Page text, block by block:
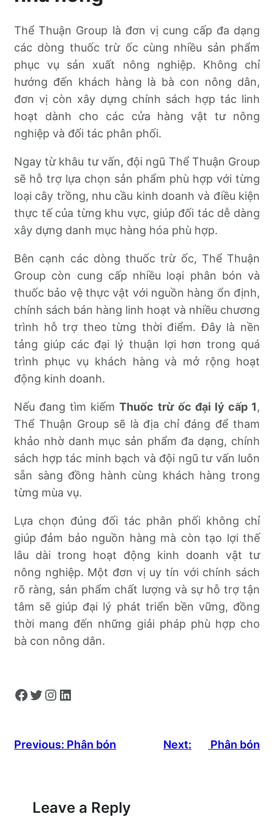
Thể Thuận Group là đơn vị cung cấp đa dạng
các dòng thuốc trừ ốc cùng nhiều sản phẩm
phục vụ sản xuất nông nghiệp. Không chỉ
hướng đến khách hàng là bà con nông dân,
đơn vị còn xây dựng chính sách hợp tác linh
hoạt dành cho các cửa hàng vật tư nông
nghiệp và đối tác phân phối.
Ngay từ khâu tư vấn, đội ngũ Thể Thuận Group
sẽ hỗ trợ lựa chọn sản phẩm phù hợp với từng
loại cây trồng, nhu cầu kinh doanh và điều kiện
thực tế của từng khu vực, giúp đối tác dễ dàng
xây dựng danh mục hàng hóa phù hợp.
Bên cạnh các dòng thuốc trừ ốc, Thể Thuận
Group còn cung cấp nhiều loại phân bón và
thuốc bảo vệ thực vật với nguồn hàng ổn định,
chính sách bán hàng linh hoạt và nhiều chương
trình hỗ trợ theo từng thời điểm. Đây là nền
tảng giúp các đại lý thuận lợi hơn trong quá
trình phục vụ khách hàng và mở rộng hoạt
động kinh doanh.
Nếu đang tìm kiếmThuốc trừ ốc đại lý cấp 1,
Thể Thuận Group sẽ là địa chỉ đáng để tham
khảo nhờ danh mục sản phẩm đa dạng, chính
sách hợp tác minh bạch và đội ngũ tư vấn luôn
sẵn sàng đồng hành cùng khách hàng trong
từng mùa vụ.
Lựa chọn đúng đối tác phân phối không chỉ
giúp đảm bảo nguồn hàng mà còn tạo lợi thế
lâu dài trong hoạt động kinh doanh vật tư
nông nghiệp. Một đơn vị uy tín với chính sách
rõ ràng, sản phẩm chất lượng và sự hỗ trợ tận
tâm sẽ giúp đại lý phát triển bền vững, đồng
thời mang đến những giải pháp phù hợp cho
bà con nông dân.
Facebook Twitter Instagram LinkedIn
Previous: Phân bón Next: Phân bón
Leave a Reply